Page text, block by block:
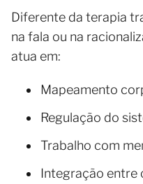
Diferente da terapia
na fala ou na
atua em:
Mapeamento
Regulação do
Trabalho com
Integração entre